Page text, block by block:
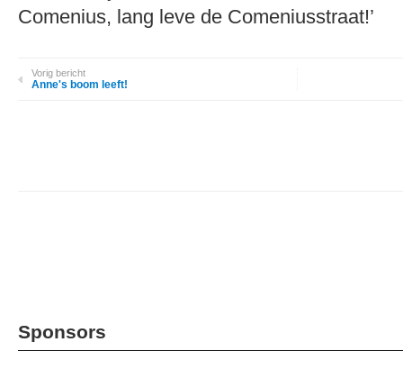
Comenius, lang leve de Comeniusstraat!’
Vorig bericht
Anne's boom leeft!
Sponsors